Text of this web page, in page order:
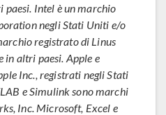
Intel è un marchio
negli Stati Uniti e/o
registrato di Linus
in altri paesi. Apple e
Inc., registrati negli Stati
e Simulink sono marchi
Inc. Microsoft, Excel e